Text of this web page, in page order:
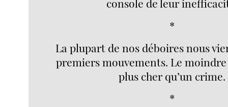
console de leur
*
La plupart de nos déboires nous
premiers mouvements. Le moindre
plus cher qu’un crime.
*